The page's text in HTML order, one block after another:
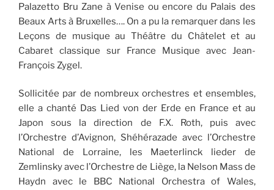
Palazetto Bru Zane à Venise ou encore du Palais des
Beaux Arts à Bruxelles…. On a pu la remarquer dans les
Leçons de musique au Théâtre du Châtelet et au
Cabaret classique sur France Musique avec Jean-
François Zygel.
Sollicitée par de nombreux orchestres et ensembles,
elle a chanté Das Lied von der Erde en France et au
Japon sous la direction de F.X. Roth, puis avec
l’Orchestre d’Avignon, Shéhérazade avec l’Orchestre
National de Lorraine, les Maeterlinck lieder de
Zemlinsky avec l’Orchestre de Liège, la Nelson Mass de
Haydn avec le BBC National Orchestra of Wales,